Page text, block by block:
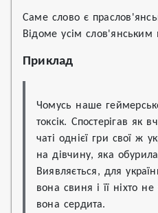
Саме слово є
Відоме усім
Приклад
Чомусь наше
токсік. Спостерігав як
чаті однієї гри свої ж
на дівчину, яка
Виявляється, для
вона свиня і її ніхто
вона сердита.